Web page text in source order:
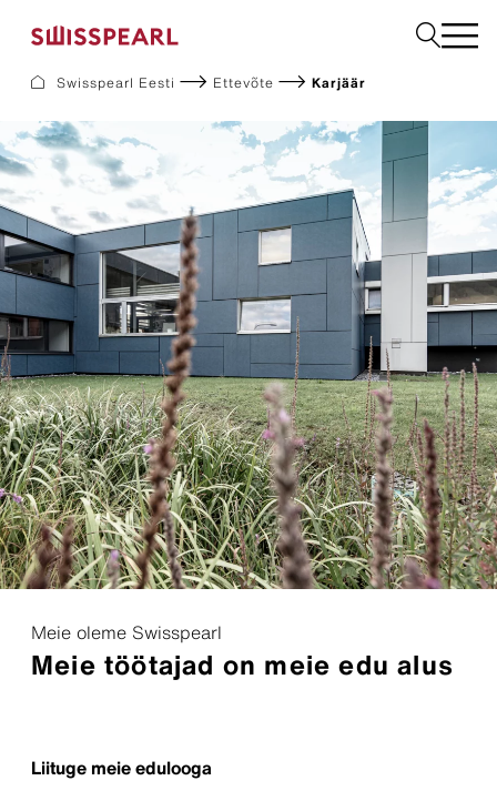
Ettevõte
Teenused
Inspiratsioon
Jätkusuutlikkus
Fassaadikatted
Katusekatted
Ehitusplaadid
Interjöör
Allalaadimine
Swisspearl Eesti Ettevõte Karjäär
Meie oleme Swisspearl
Meie töötajad on meie edu alus
Liituge meie edulooga